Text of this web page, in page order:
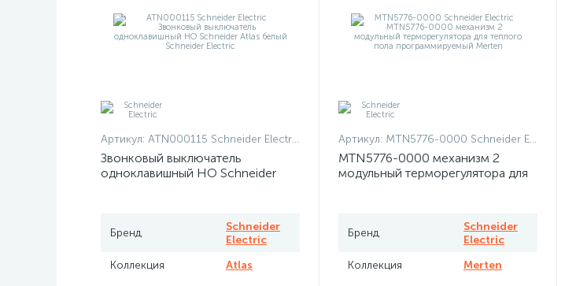
Артикул: ATN000115 Schneider Electric
Звонковый выключатель
одноклавишный НО Schneider
Бренд
Schneider
Electric
Коллекция
Atlas
Артикул: MTN5776-0000 Schneider Electric
MTN5776-0000 механизм 2
модульный терморегулятора для
Бренд
Schneider
Electric
Коллекция
Merten